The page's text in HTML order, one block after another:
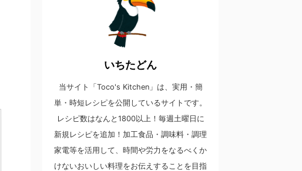
いちたどん
当サイト「Toco's Kitchen」は、実用・簡
単・時短レシピを公開しているサイトです。
レシピ数はなんと1800以上！毎週土曜日に
新規レシピを追加！加工食品・調味料・調理
家電等を活用して、時間や労力をなるべくか
けないおいしい料理をお伝えすることを目指